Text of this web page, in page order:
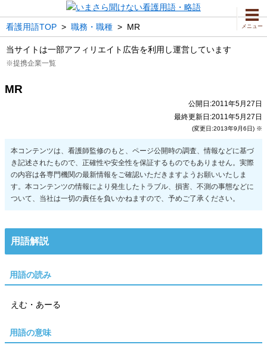
メニュー
看護用語TOP > 職務・職種 > MR
当サイトは一部アフィリエイト広告を利用し運営しています
※提携企業一覧
MR
公開日:2011年5月27日
最終更新日:2011年5月27日
(変更日:2013年9月6日) ※
用語解説
用語の読み
えむ・あーる
用語の意味